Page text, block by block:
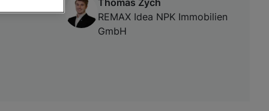
REMAX Idea NPK Immobilien
GmbH
oder Zugriff